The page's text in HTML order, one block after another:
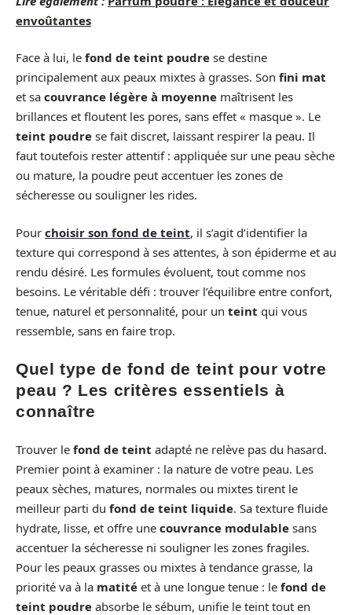
envoûtantes
Face à lui, le fond de teint poudre se destine
principalement aux peaux mixtes à grasses. Son fini mat
et sa couvrance légère à moyenne maîtrisent les
brillances et floutent les pores, sans effet « masque ». Le
teint poudre se fait discret, laissant respirer la peau. Il
faut toutefois rester attentif : appliquée sur une peau sèche
ou mature, la poudre peut accentuer les zones de
sécheresse ou souligner les rides.
Pour choisir son fond de teint, il s’agit d’identifier la
texture qui correspond à ses attentes, à son épiderme et au
rendu désiré. Les formules évoluent, tout comme nos
besoins. Le véritable défi : trouver l’équilibre entre confort,
tenue, naturel et personnalité, pour un teint qui vous
ressemble, sans en faire trop.
Quel type de fond de teint pour votre
peau ? Les critères essentiels à
connaître
Trouver le fond de teint adapté ne relève pas du hasard.
Premier point à examiner : la nature de votre peau. Les
peaux sèches, matures, normales ou mixtes tirent le
meilleur parti du fond de teint liquide. Sa texture fluide
hydrate, lisse, et offre une couvrance modulable sans
accentuer la sécheresse ni souligner les zones fragiles.
Pour les peaux grasses ou mixtes à tendance grasse, la
priorité va à la matité et à une longue tenue : le fond de
teint poudre absorbe le sébum, unifie le teint tout en